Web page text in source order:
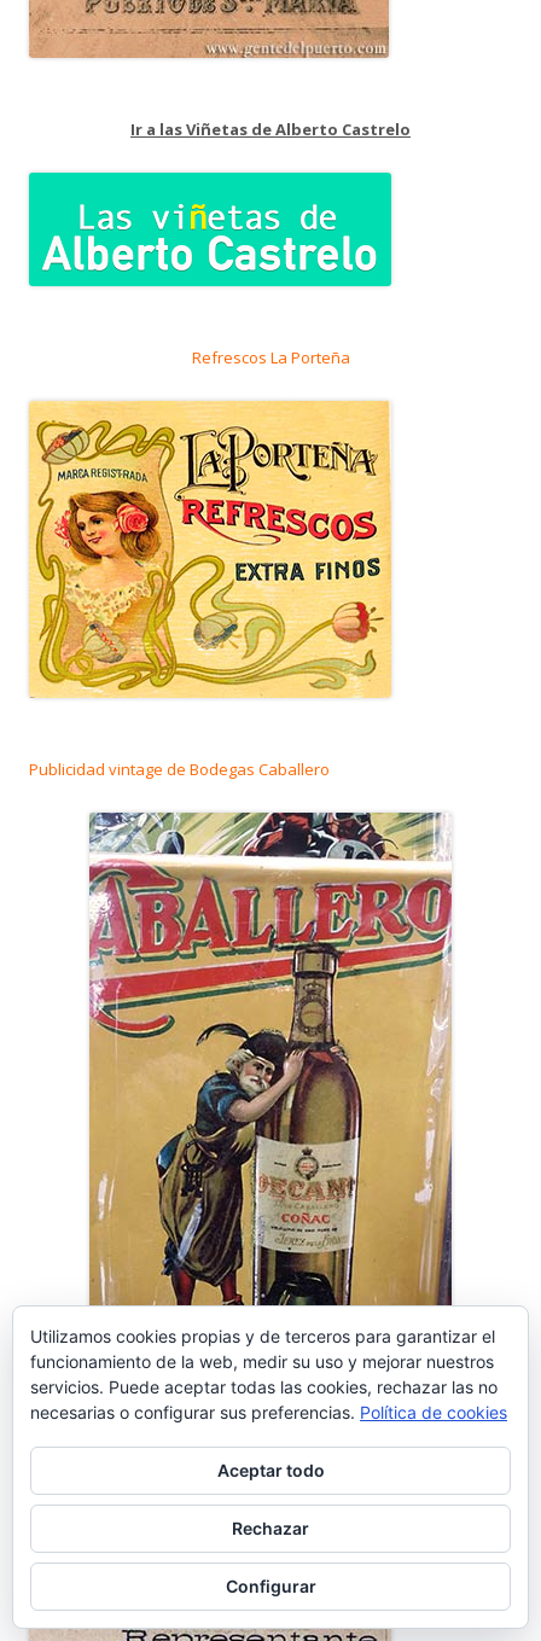
Ir a las Viñetas de Alberto Castrelo
Refrescos La Porteña
Publicidad vintage de Bodegas Caballero
Fábrica de Cervezas Tosar
Utilizamos cookies propias y de terceros para garantizar el
funcionamiento de la web, medir su uso y mejorar nuestros
servicios. Puede aceptar todas las cookies, rechazar las no
necesarias o configurar sus preferencias. Política de cookies
Aceptar todo
Rechazar
Configurar